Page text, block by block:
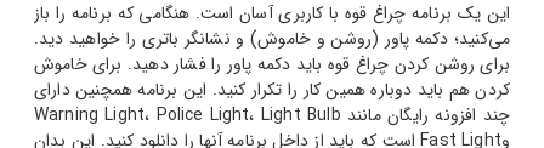
این یک برنامه چراغ قوه با کاربری آسان است. هنگامی که برنامه را باز
می‌کنید؛ دکمه پاور (روشن و خاموش) و نشانگر باتری را خواهید دید.
برای روشن کردن چراغ قوه باید دکمه پاور را فشار دهید. برای خاموش
کردن هم باید دوباره همین کار را تکرار کنید. این برنامه همچنین دارای
چند افزونه رایگان مانند Warning Light، Police Light، Light Bulb
وFast Light است که باید از داخل برنامه آنها را دانلود کنید. این بدان